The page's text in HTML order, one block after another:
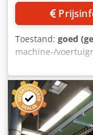
Toestand: goed
machine-/
Pneumatische
Technische
ca. 60 kg -
ca. 375° Codeyv
bouwhoogte ca.
Eigen gewicht ca.